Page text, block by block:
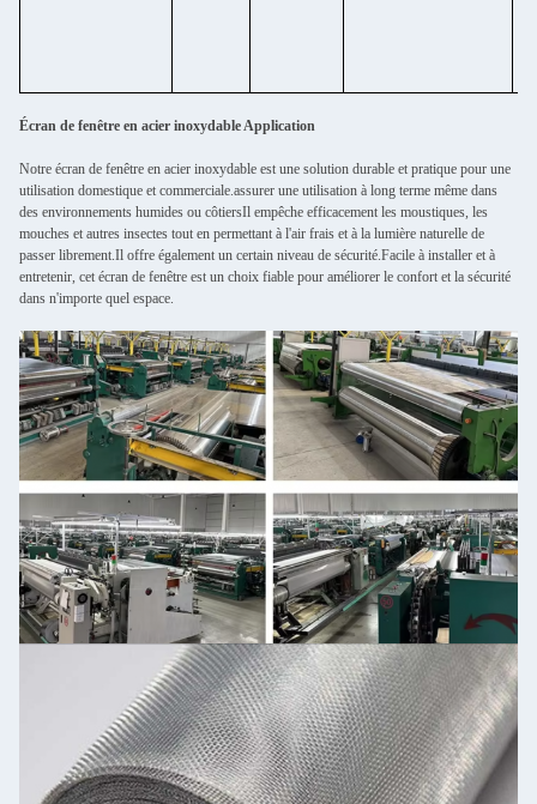
Écran de fenêtre en acier inoxydable Application
Notre écran de fenêtre en acier inoxydable est une solution durable et pratique pour une
utilisation domestique et commerciale.assurer une utilisation à long terme même dans
des environnements humides ou côtiersIl empêche efficacement les moustiques, les
mouches et autres insectes tout en permettant à l'air frais et à la lumière naturelle de
passer librement.Il offre également un certain niveau de sécurité.Facile à installer et à
entretenir, cet écran de fenêtre est un choix fiable pour améliorer le confort et la sécurité
dans n'importe quel espace.